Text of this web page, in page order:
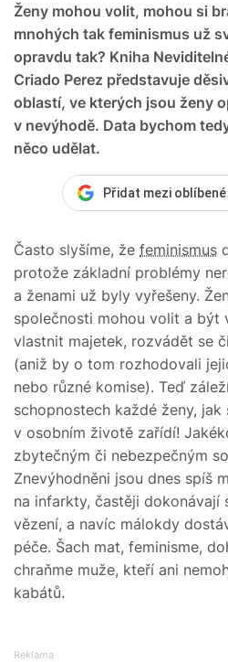
Ženy mohou volit, mohou si
mnohých tak feminismus už
opravdu tak? Kniha
Criado Perez představuje
oblastí, ve kterých jsou ženy
v nevýhodě. Data bychom
něco udělat.
Přidat mezi
Často slyšíme, že feminismus
protože základní problémy
a ženami už byly vyřešeny.
společnosti mohou volit a být
vlastnit majetek, rozvádět se
(aniž by o tom rozhodovali
nebo různé komise). Teď
schopnostech každé ženy,
v osobním životě zařídí!
zbytečným či nebezpečným
Znevýhodněni jsou dnes spíš
na infarkty, častěji dokonávají
vězení, a navíc málokdy
péče. Šach mat, feminisme,
chraňme muže, kteří ani
kabátů.